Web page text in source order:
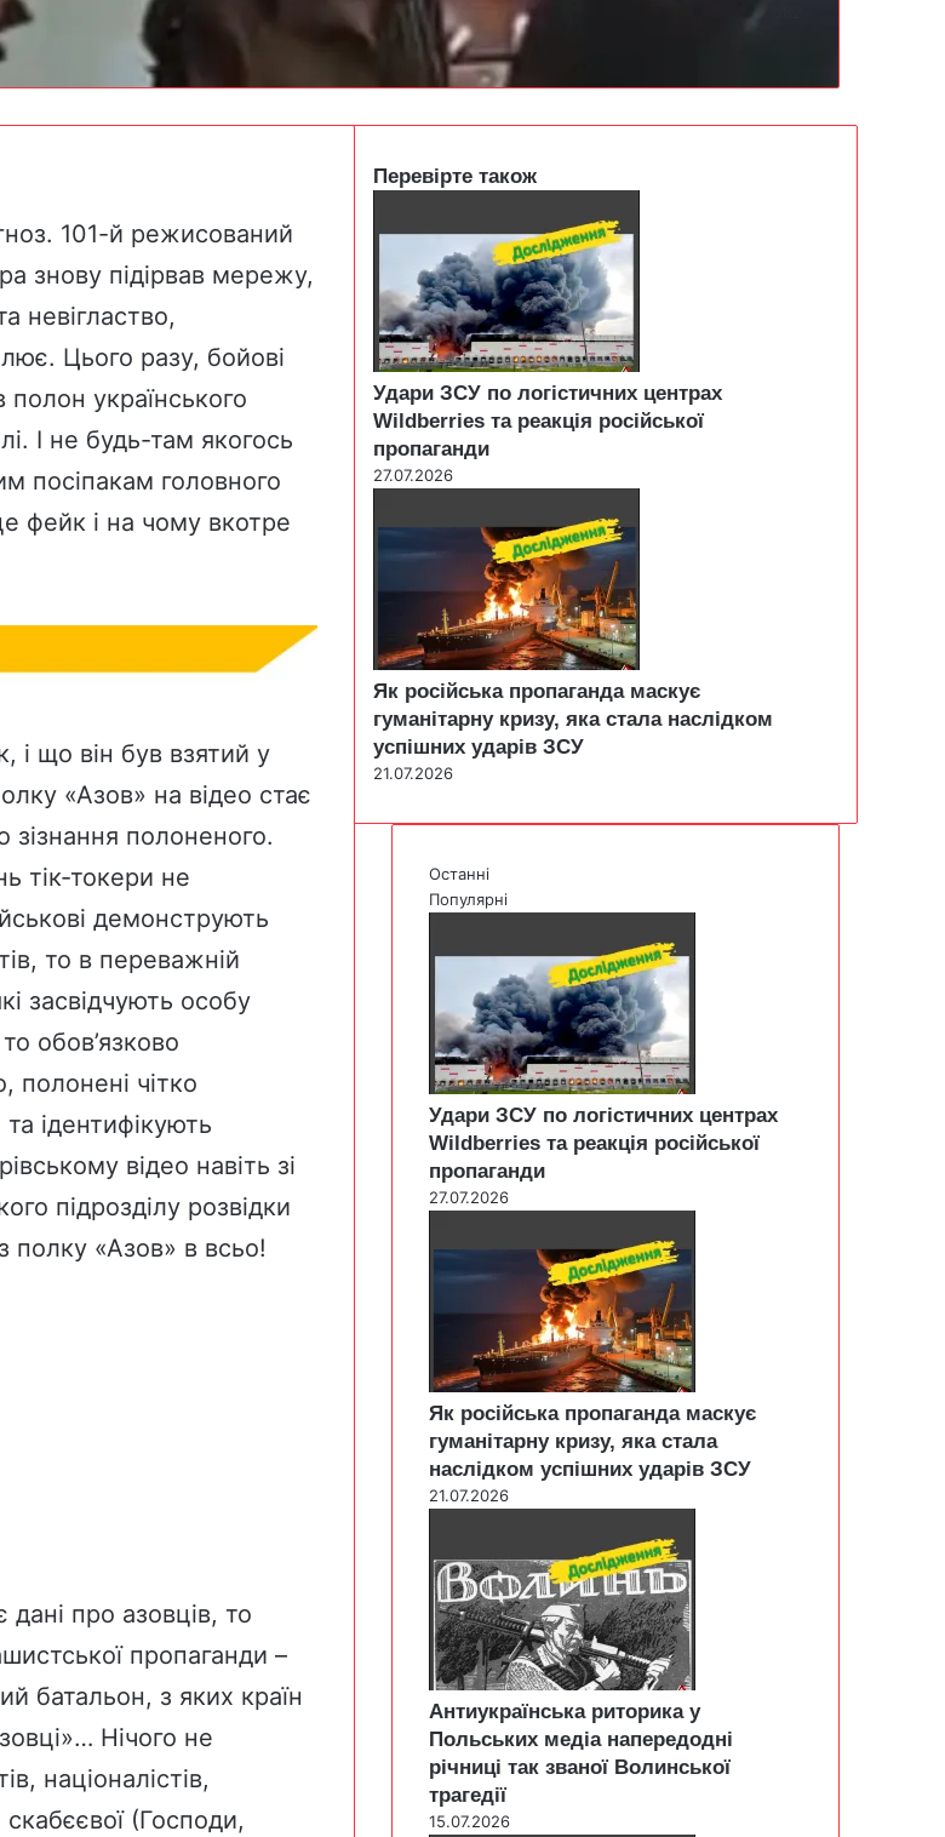
101-й режисований
знову підірвав мережу,
невігластво,
Цього разу, бойові
полон українського
І не будь-там якогось
посіпакам головного
фейк і на чому вкотре
і що він був взятий у
«Азов» на відео стає
зізнання полоненого.
тік-токери не
демонструють
то в переважній
засвідчують особу
обов’язково
полонені чітко
ідентифікують
відео навіть зі
підрозділу розвідки
полку «Азов» в всьо!
про азовців, то
пропаганди –
батальон, з яких країн
Нічого не
націоналістів,
(Господи,
Перевірте також
Удари ЗСУ по логістичних центрах
Wildberries та реакція російської
пропаганди
27.07.2026
Як російська пропаганда маскує
гуманітарну кризу, яка стала наслідком
успішних ударів ЗСУ
21.07.2026
Останні
Популярні
Удари ЗСУ по логістичних центрах
Wildberries та реакція російської
пропаганди
27.07.2026
Як російська пропаганда маскує
гуманітарну кризу, яка стала
наслідком успішних ударів ЗСУ
21.07.2026
Антиукраїнська риторика у
Польських медіа напередодні
річниці так званої Волинської
трагедії
15.07.2026